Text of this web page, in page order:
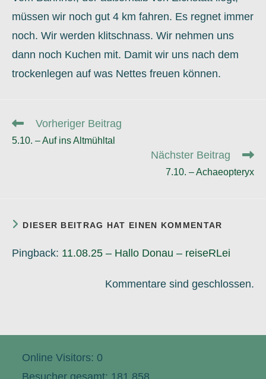
müssen wir noch gut 4 km fahren. Es regnet immer
noch. Wir werden klitschnass. Wir nehmen uns
dann noch Kuchen mit. Damit wir uns nach dem
trockenlegen auf was Nettes freuen können.
Weitere
ansehen
Vorheriger Beitrag
5.10. – Auf ins Altmühltal
Nächster Beitrag
7.10. – Achaeopteryx
DIESER BEITRAG HAT EINEN KOMMENTAR
Pingback: 11.08.25 – Hallo Donau – reiseRLei
Kommentare sind geschlossen.
Online Visitors: 0
Besucher gesamt: 181.858